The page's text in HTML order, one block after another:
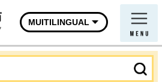
MUITILINGUAL